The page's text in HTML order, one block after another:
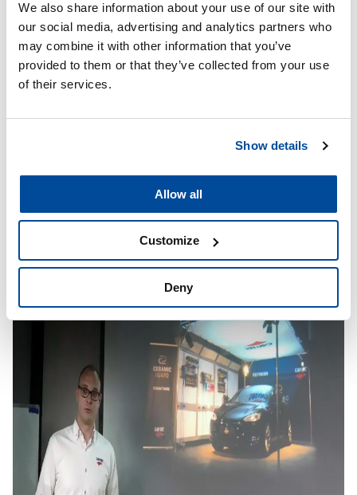
We also share information about your use of our site with
our social media, advertising and analytics partners who
may combine it with other information that you’ve
provided to them or that they’ve collected from your use
of their services.
Show details
Allow all
Customize
Deny
récemment la Suisse et l’Italie. Le marché italien était vraiment
difficile à pénétrer, mais nous avons réussi ! Et par « nous »,
j’entends notre équipe, mais aussi le client qui nous a confié
son entreprise. »
entier dans un avenir proche. Et que nous nous développons